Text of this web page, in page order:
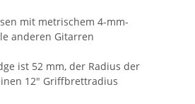
mit metrischem 4-mm-
anderen Gitarren
ist 52 mm, der Radius der
12" Griffbrettradius